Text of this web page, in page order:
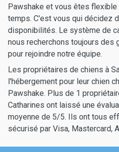
Pawshake et vous êtes
temps. C'est vous qui décidez
disponibilités. Le système de
nous recherchons toujours des
pour rejoindre notre équipe.
Les propriétaires de chiens à
l'hébergement pour leur chien
Pawshake. Plus de 1
Catharines ont laissé une
moyenne de 5/5. Ils ont tous
sécurisé par Visa, Mastercard,